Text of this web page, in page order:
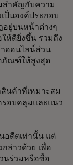
สำคัญกับความ
ป็นองค์ประกอบ
อยู่บนหน้าต่างๆ
ห้ดียิ่งขึ้น รวมถึง
ออนไลน์ส่วน
ภัณฑ์ให้สูงสุด
สินค้าที่เหมาะสม
อบคลุมและแนว
อดีตเท่านั้น แต่
ล่าวด้วย เพื่อ
นร่วมหรือซื้อ